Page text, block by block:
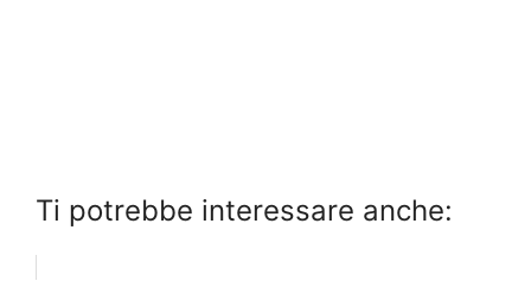
Ti potrebbe interessare anche: